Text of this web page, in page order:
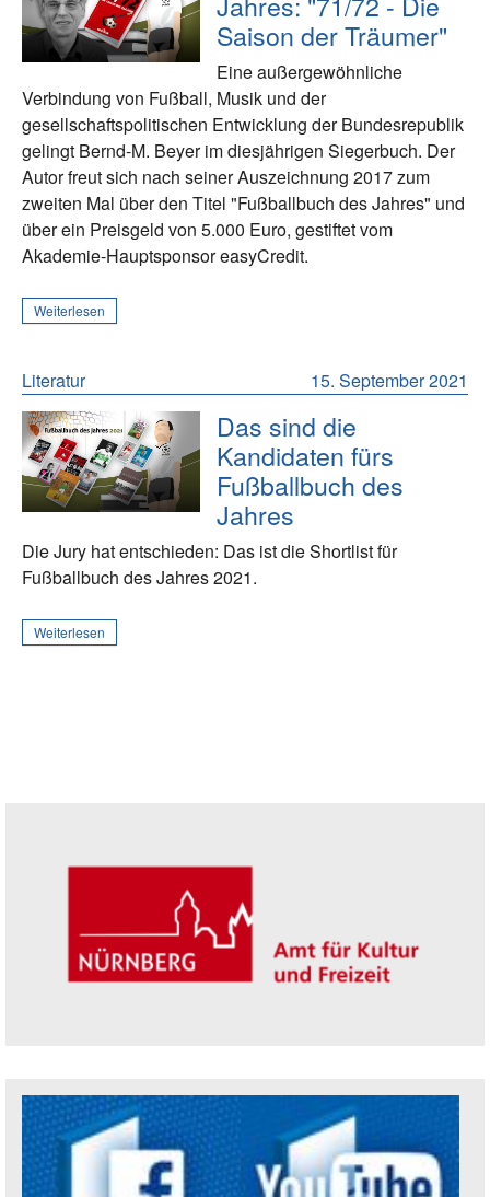
Saison der Träumer"
Eine außergewöhnliche
Verbindung von Fußball, Musik und der
gesellschaftspolitischen Entwicklung der Bundesrepublik
gelingt Bernd-M. Beyer im diesjährigen Siegerbuch. Der
Autor freut sich nach seiner Auszeichnung 2017 zum
zweiten Mal über den Titel "Fußballbuch des Jahres" und
über ein Preisgeld von 5.000 Euro, gestiftet vom
Akademie-Hauptsponsor easyCredit.
Weiterlesen
15. September 2021
Literatur
Das sind die
Kandidaten fürs
Fußballbuch des
Jahres
Die Jury hat entschieden: Das ist die Shortlist für
Fußballbuch des Jahres 2021.
Weiterlesen